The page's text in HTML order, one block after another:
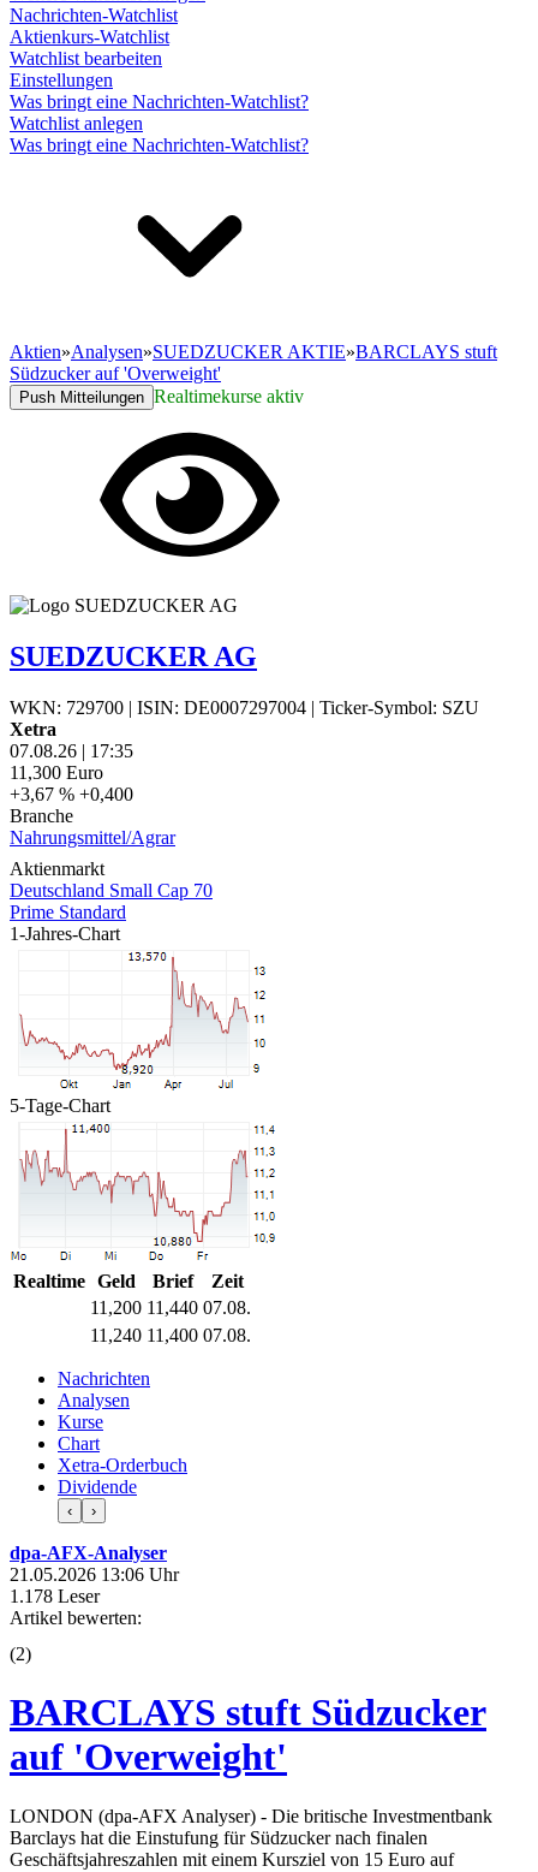
Nachrichten-Watchlist
Aktienkurs-Watchlist
Watchlist bearbeiten
Einstellungen
Was bringt eine Nachrichten-Watchlist?
Watchlist anlegen
Was bringt eine Nachrichten-Watchlist?
Aktien»Analysen»SUEDZUCKER AKTIE»BARCLAYS stuft
Südzucker auf 'Overweight'
Push Mitteilungen Realtimekurse aktiv
SUEDZUCKER AG
WKN: 729700 | ISIN: DE0007297004 | Ticker-Symbol: SZU
Xetra
07.08.26 | 17:35
11,300 Euro
+3,67 % +0,400
Branche
Nahrungsmittel/Agrar
Aktienmarkt
Deutschland Small Cap 70
Prime Standard
1-Jahres-Chart
5-Tage-Chart
Realtime Geld Brief
Zeit
11,200 11,440 07.08.
11,240 11,400 07.08.
Nachrichten
Analysen
Kurse
Chart
Xetra-Orderbuch
Dividende
‹ ›
dpa-AFX-Analyser
21.05.2026 13:06 Uhr
1.178 Leser
Artikel bewerten:
(2)
BARCLAYS stuft Südzucker
auf 'Overweight'
LONDON (dpa-AFX Analyser) - Die britische Investmentbank
Barclays hat die Einstufung für Südzucker nach finalen
Geschäftsjahreszahlen mit einem Kursziel von 15 Euro auf